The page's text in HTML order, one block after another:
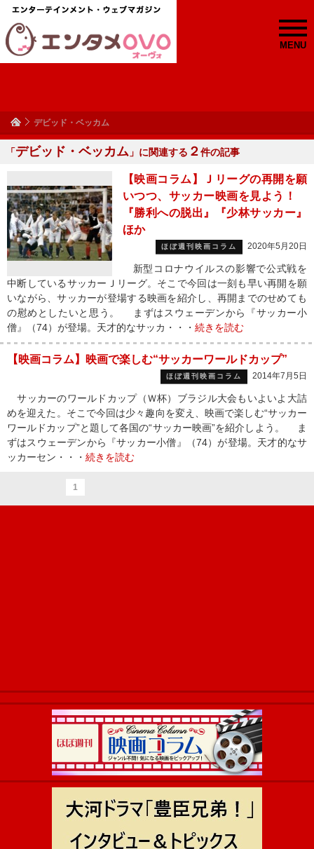
MENU
デビッド・ベッカム
「デビッド・ベッカム 」に関連する ２件の記事
【映画コラム】Ｊリーグの再開を願
いつつ、サッカー映画を見よう！
『勝利への脱出』『少林サッカー』
ほか
ほぼ週刊映画コラム 2020年5月20日
新型コロナウイルスの影響で公式戦を
中断しているサッカーＪリーグ。そこで今回は一刻も早い再開を願
いながら、サッカーが登場する映画を紹介し、再開までのせめても
の慰めとしたいと思う。 まずはスウェーデンから『サッカー小
僧』（74）が登場。天才的なサッカ・・・ 続きを読む
【映画コラム】映画で楽しむ“サッカーワールドカップ”
ほぼ週刊映画コラム 2014年7月5日
サッカーのワールドカップ（Ｗ杯）ブラジル大会もいよいよ大詰
めを迎えた。そこで今回は少々趣向を変え、映画で楽しむ“サッカー
ワールドカップ”と題して各国の“サッカー映画”を紹介しよう。 ま
ずはスウェーデンから『サッカー小僧』（74）が登場。天才的なサ
ッカーセン・・・ 続きを読む
1